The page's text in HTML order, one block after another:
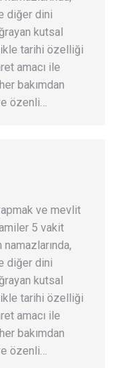
diğer dini
kutsal
tarihi özelliği
amacı ile
bakımdan
özenli…
ve mevlit
5 vakit
diğer dini
kutsal
tarihi özelliği
amacı ile
bakımdan
özenli…